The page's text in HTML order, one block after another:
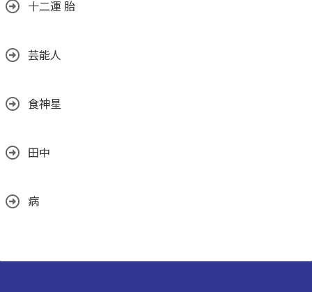
十二運 胎
芸能人
食神星
田中
病